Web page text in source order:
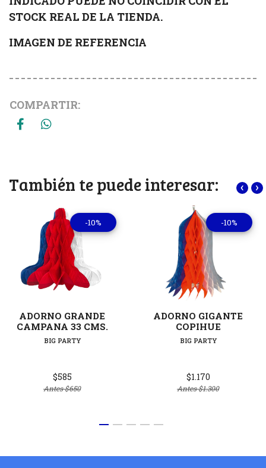
STOCK REAL DE LA TIENDA.
IMAGEN DE REFERENCIA
COMPARTIR:
También te puede interesar:
-10%
ADORNO GRANDE
CAMPANA 33 CMS.
BIG PARTY
$585
Antes$650
-10%
ADORNO GIGANTE
COPIHUE
BIG PARTY
$1.170
Antes$1.300
‹ ›